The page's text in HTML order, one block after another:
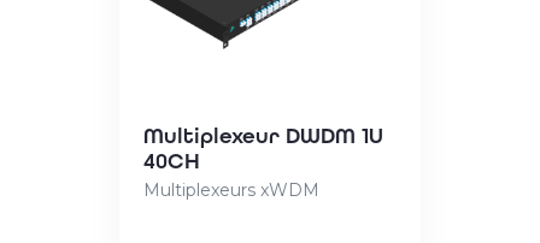
Multiplexeur DWDM 1U
40CH
Multiplexeurs xWDM